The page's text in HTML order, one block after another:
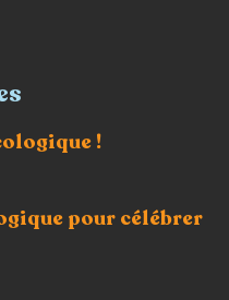
!
pour célébrer